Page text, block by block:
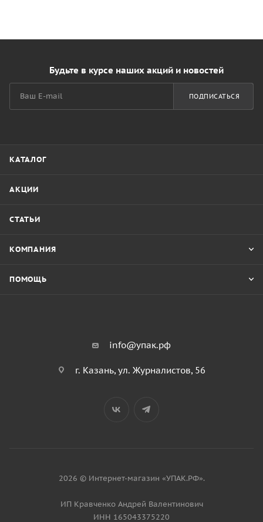
Будьте в курсе наших акций и новостей
ПОДПИСАТЬСЯ
КАТАЛОГ
АКЦИИ
СТАТЬИ
КОМПАНИЯ
ПОМОЩЬ
info@упак.рф
г. Казань, ул. Журналистов, 56
2026 © Интернет-магазин «УПАК.РФ».
ИП Кравченко Андрей Валентинович
ИНН 165043375220